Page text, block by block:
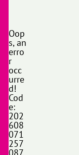
Oop
s, an
erro
r
occ
urre
d!
Cod
e:
202
608
071
257